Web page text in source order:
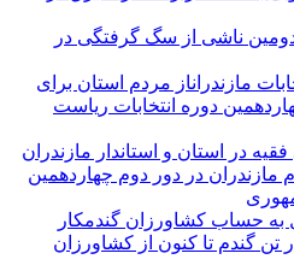
مصدومین ناشی از سگ گرفتگی در
مازندراناز مردم استان برای
دوره انتخابات ریاست
فقیه در استان و استاندار مازندران
در دور دوم چهاردهمین
ریال به حساب کشاورزان گندمکار
تحویل ۸۲ هزار تن گندم تا کنون از کشاورزان